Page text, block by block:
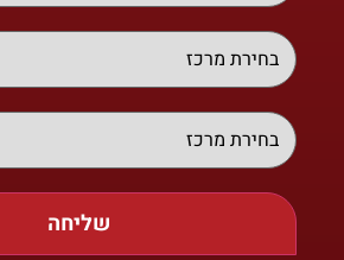
שליחה